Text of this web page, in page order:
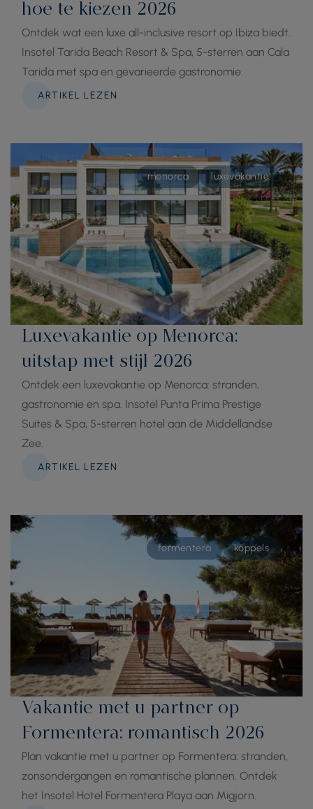
hoe te kiezen 2026
Ontdek wat een luxe all-inclusive resort op Ibiza biedt.
Insotel Tarida Beach Resort & Spa, 5-sterren aan Cala
Tarida met spa en gevarieerde gastronomie.
ARTIKEL LEZEN
menorca luxevakantie
Luxevakantie op Menorca:
uitstap met stijl 2026
Ontdek een luxevakantie op Menorca: stranden,
gastronomie en spa. Insotel Punta Prima Prestige
Suites & Spa, 5-sterren hotel aan de Middellandse
Zee.
ARTIKEL LEZEN
formentera koppels
Vakantie met u partner op
Formentera: romantisch 2026
Plan vakantie met u partner op Formentera: stranden,
zonsondergangen en romantische plannen. Ontdek
het Insotel Hotel Formentera Playa aan Migjorn.